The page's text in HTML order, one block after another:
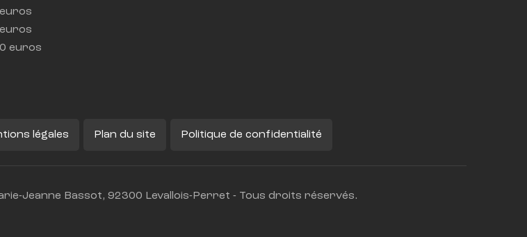
euros
légales Plan du site Politique de confidentialité
Jeanne Bassot, 92300 Levallois-Perret - Tous droits réservés.